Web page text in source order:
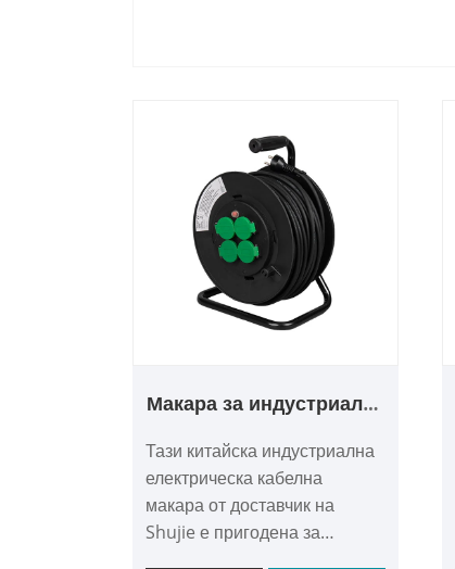
Макара за индустриален
Тази китайска индустриална
електрическа кабелна
макара от доставчик на
Shujie е пригодена за